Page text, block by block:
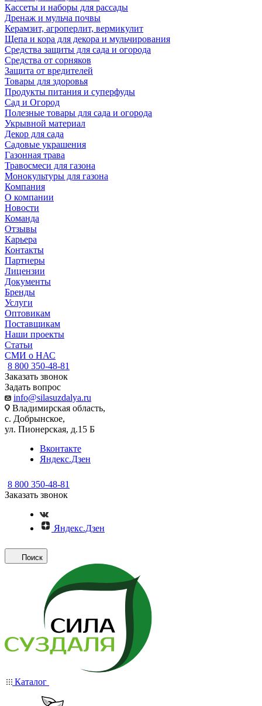
Кассеты и наборы для рассады
Дренаж и мульча почвы
Керамзит, агроперлит, вермикулит
Щепа и кора для декора и мульчирования
Средства защиты для сада и огорода
Средства от сорняков
Защита от вредителей
Товары для здоровья
Продукты питания и суперфуды
Сад и Огород
Полезные товары для сада и огорода
Укрывной материал
Декор для сада
Садовые украшения
Газонная трава
Травосмеси для газона
Монокультуры для газона
Компания
О компании
Новости
Команда
Отзывы
Карьера
Контакты
Партнеры
Лицензии
Документы
Бренды
Услуги
Оптовикам
Поставщикам
Наши проекты
Статьи
СМИ о НАС
8 800 350-48-81
Заказать звонок
Задать вопрос
info@silasuzdalya.ru
Владимирская область,
с. Добрынское,
ул. Пионерская, д.15 Б
Вконтакте
Яндекс.Дзен
8 800 350-48-81
Заказать звонок
Яндекс.Дзен
Поиск
Каталог